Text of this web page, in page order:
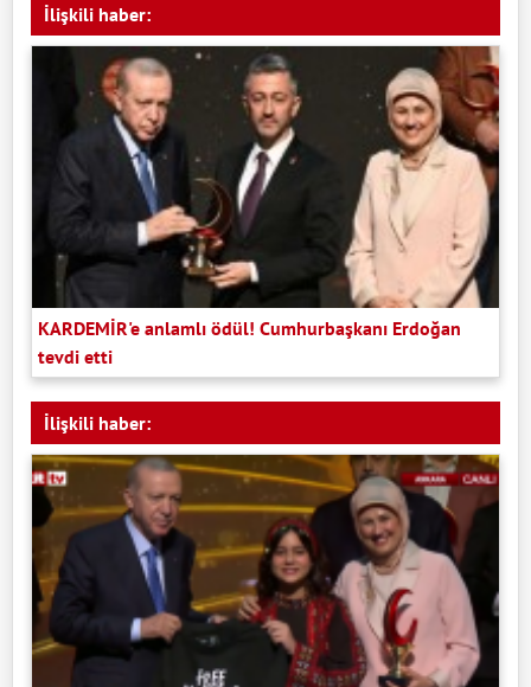
İlişkili haber:
KARDEMİR'e anlamlı ödül! Cumhurbaşkanı Erdoğan
tevdi etti
İlişkili haber: